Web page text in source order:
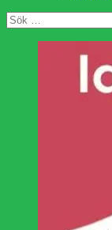
Sök
Sök
efter: